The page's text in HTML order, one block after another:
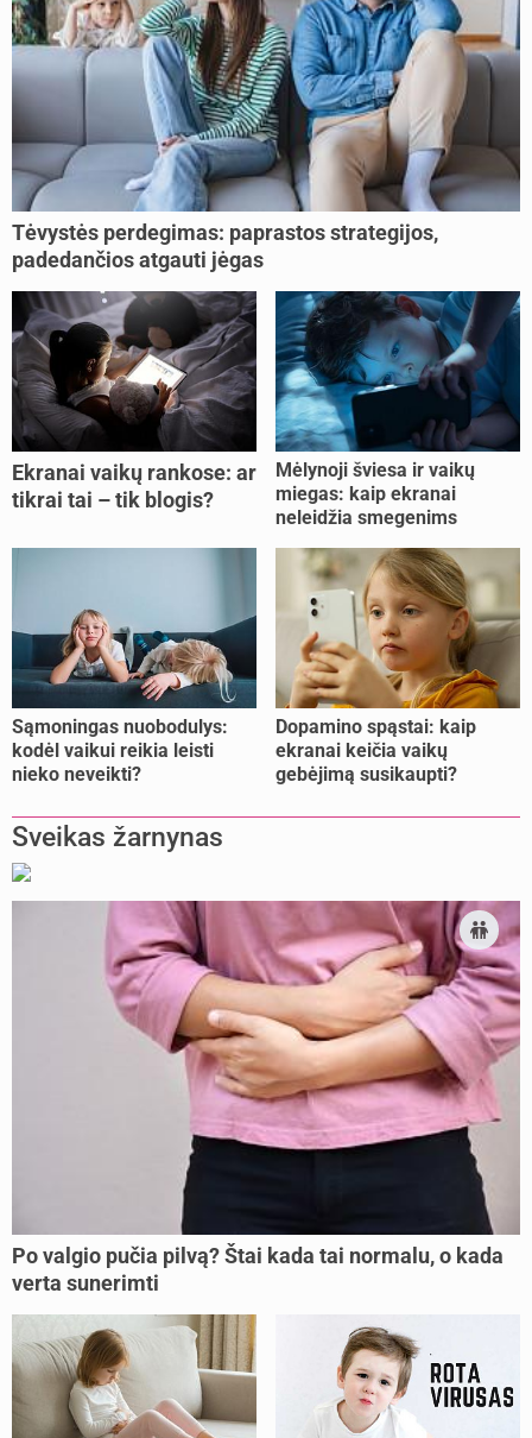
Tėvystės perdegimas: paprastos strategijos,
padedančios atgauti jėgas
Ekranai vaikų rankose: ar
tikrai tai – tik blogis?
Mėlynoji šviesa ir vaikų
miegas: kaip ekranai
neleidžia smegenims
Sąmoningas nuobodulys:
kodėl vaikui reikia leisti
nieko neveikti?
Dopamino spąstai: kaip
ekranai keičia vaikų
gebėjimą susikaupti?
Sveikas žarnynas
Po valgio pučia pilvą? Štai kada tai normalu, o kada
verta sunerimti